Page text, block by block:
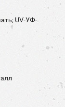
UV-УФ-